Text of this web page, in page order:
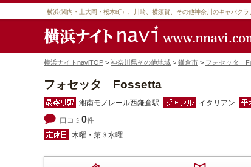
横浜(関内・上大岡・桜木町）、川崎、横須賀、その他神奈川のキャバク
横浜ナイトnaviTOP > 神奈川県その他地域 > 鎌倉市 > フォセッタ
フォセッタ Fossetta
湘南モノレール西鎌倉駅 イタリアン
口コミ 0件
木曜・第３水曜